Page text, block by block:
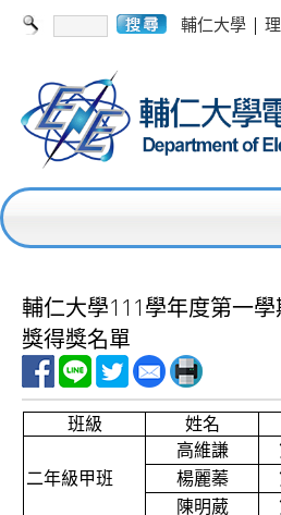
輔仁大學 |
輔仁大學111學年度第一
獎得獎名單
班級 姓名
二年級甲班
高維謙
楊麗蓁
陳明葳